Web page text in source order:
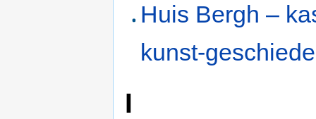
Huis Bergh –
kunst-
I